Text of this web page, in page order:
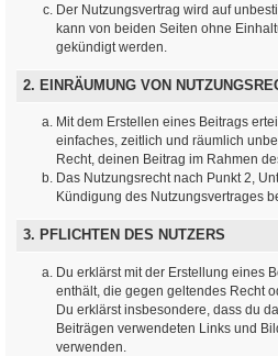
Der Nutzungsvertrag wird auf
kann von beiden Seiten ohne
gekündigt werden.
2. EINRÄUMUNG VON
Mit dem Erstellen eines Beitrags
einfaches, zeitlich und räumlich
Recht, deinen Beitrag im Rahmen
Das Nutzungsrecht nach Punkt 2,
Kündigung des Nutzungsvertrages
3. PFLICHTEN DES NUTZERS
Du erklärst mit der Erstellung eines
enthält, die gegen geltendes Recht
Du erklärst insbesondere, dass du
Beiträgen verwendeten Links und
verwenden.